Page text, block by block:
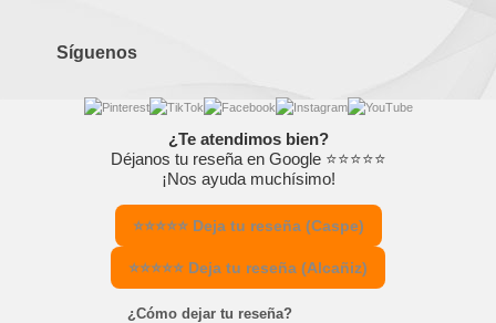
Síguenos
¿Te atendimos bien?
Déjanos tu reseña en Google ⭐⭐⭐⭐⭐
¡Nos ayuda muchísimo!
⭐⭐⭐⭐⭐ Deja tu reseña (Caspe)
⭐⭐⭐⭐⭐ Deja tu reseña (Alcañiz)
¿Cómo dejar tu reseña?